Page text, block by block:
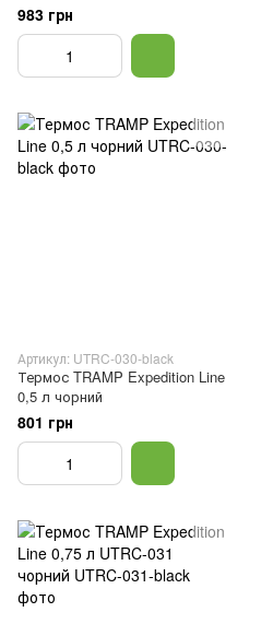
983 грн
Артикул: UTRC-030-black
Термос TRAMP Expedition Line
0,5 л чорний
801 грн